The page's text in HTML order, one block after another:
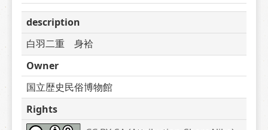
description
白羽二重　身袷
Owner
国立歴史民俗博物館
Rights